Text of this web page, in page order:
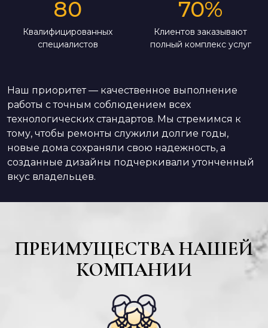
80
Квалифицированных
специалистов
70%
Клиентов заказывают
полный комплекс услуг
Наш приоритет — качественное выполнение
работы с точным соблюдением всех
технологических стандартов. Мы стремимся к
тому, чтобы ремонты служили долгие годы,
новые дома сохраняли свою надежность, а
созданные дизайны подчеркивали утонченный
вкус владельцев.
ПРЕИМУЩЕСТВА НАШЕЙ
КОМПАНИИ